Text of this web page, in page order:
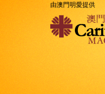
由澳門明愛提供